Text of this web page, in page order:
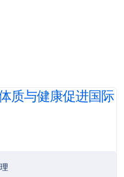
质与健康促进国际